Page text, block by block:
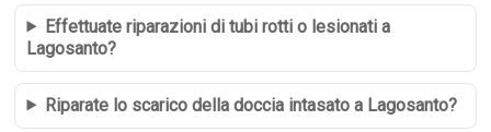
Effettuate riparazioni di tubi rotti o lesionati a
Lagosanto?
Riparate lo scarico della doccia intasato a Lagosanto?